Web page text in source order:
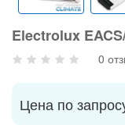
Electrolux
0
Цена по